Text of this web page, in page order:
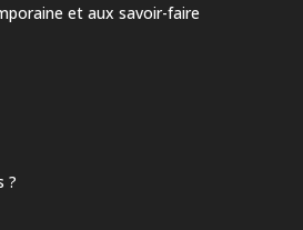
et aux savoir-faire
?